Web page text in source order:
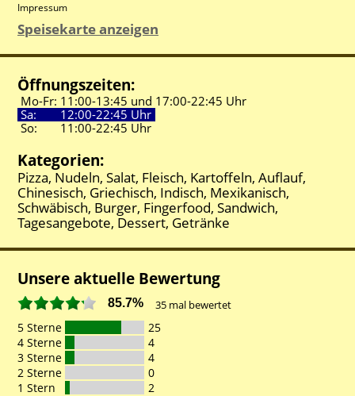
Impressum
Speisekarte anzeigen
Öffnungszeiten:
Mo-Fr: 11:00-13:45 und 17:00-22:45 Uhr
Sa:
12:00-22:45 Uhr
So:
11:00-22:45 Uhr
Kategorien:
Pizza, Nudeln, Salat, Fleisch, Kartoffeln, Auflauf,
Chinesisch, Griechisch, Indisch, Mexikanisch,
Schwäbisch, Burger, Fingerfood, Sandwich,
Tagesangebote, Dessert, Getränke
Unsere aktuelle Bewertung
85.7% 35 mal bewertet
5 Sterne
25
4 Sterne
4
3 Sterne
4
2 Sterne
0
1 Stern
2